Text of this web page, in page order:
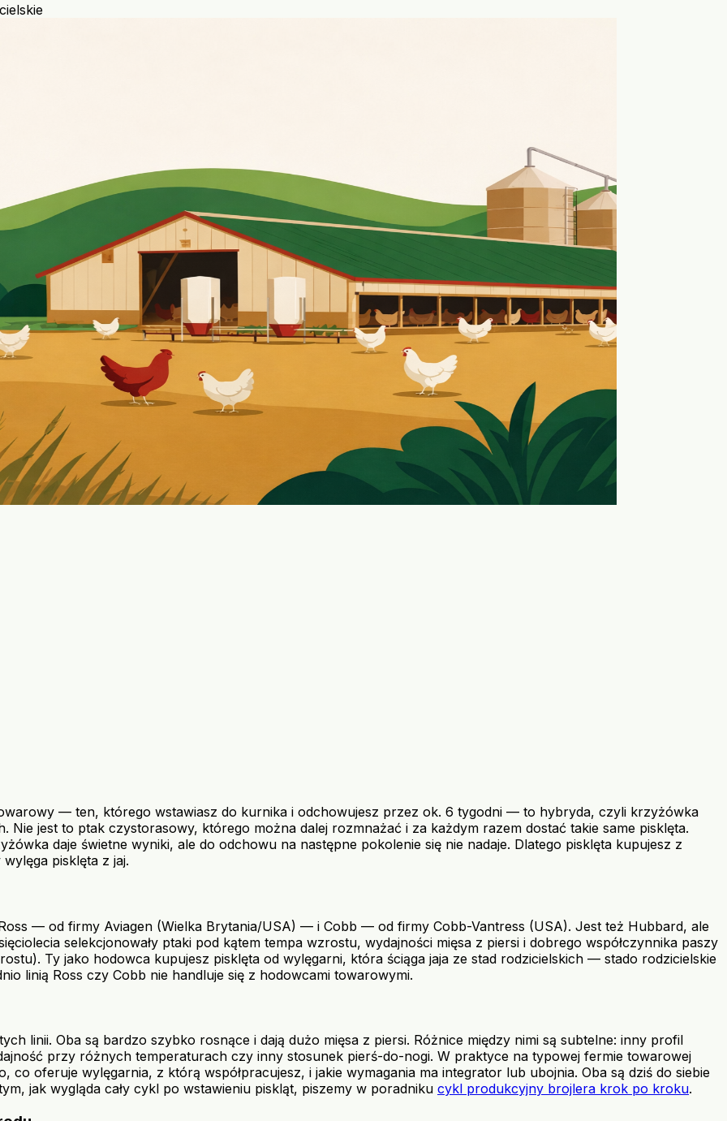
— ten, którego wstawiasz do kurnika i odchowujesz przez ok. 6 tygodni — to hybryda, czyli krzyżówka
jest to ptak czystorasowy, którego można dalej rozmnażać i za każdym razem dostać takie same pisklęta.
daje świetne wyniki, ale do odchowu na następne pokolenie się nie nadaje. Dlatego pisklęta kupujesz z
pisklęta z jaj.
— od firmy Aviagen (Wielka Brytania/USA) — i Cobb — od firmy Cobb-Vantress (USA). Jest też Hubbard, ale
selekcjonowały ptaki pod kątem tempa wzrostu, wydajności mięsa z piersi i dobrego współczynnika paszy
Ty jako hodowca kupujesz pisklęta od wylęgarni, która ściąga jaja ze stad rodzicielskich — stado rodzicielskie
linią Ross czy Cobb nie handluje się z hodowcami towarowymi.
linii. Oba są bardzo szybko rosnące i dają dużo mięsa z piersi. Różnice między nimi są subtelne: inny profil
przy różnych temperaturach czy inny stosunek pierś-do-nogi. W praktyce na typowej fermie towarowej
oferuje wylęgarnia, z którą współpracujesz, i jakie wymagania ma integrator lub ubojnia. Oba są dziś do siebie
jak wygląda cały cykl po wstawieniu piskląt, piszemy w poradniku cykl produkcyjny brojlera krok po kroku.